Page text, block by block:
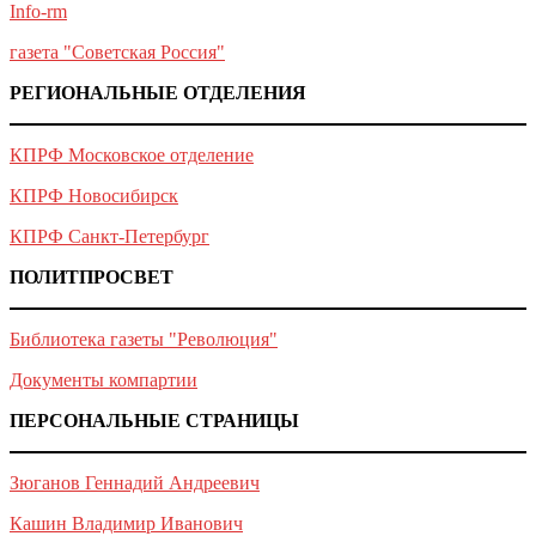
Info-rm
газета "Советская Россия"
РЕГИОНАЛЬНЫЕ ОТДЕЛЕНИЯ
КПРФ Московское отделение
КПРФ Новосибирск
КПРФ Санкт-Петербург
ПОЛИТПРОСВЕТ
Библиотека газеты "Революция"
Документы компартии
ПЕРСОНАЛЬНЫЕ СТРАНИЦЫ
Зюганов Геннадий Андреевич
Кашин Владимир Иванович